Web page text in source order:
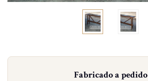
Fabricado a pedido